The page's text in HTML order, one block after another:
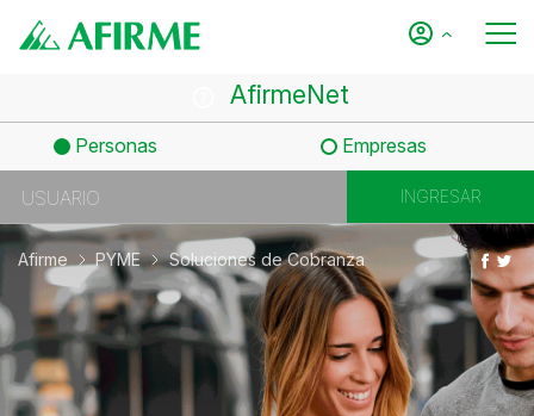
AfirmeNet
Personas Empresas
Afirme PYME Soluciones de Cobranza